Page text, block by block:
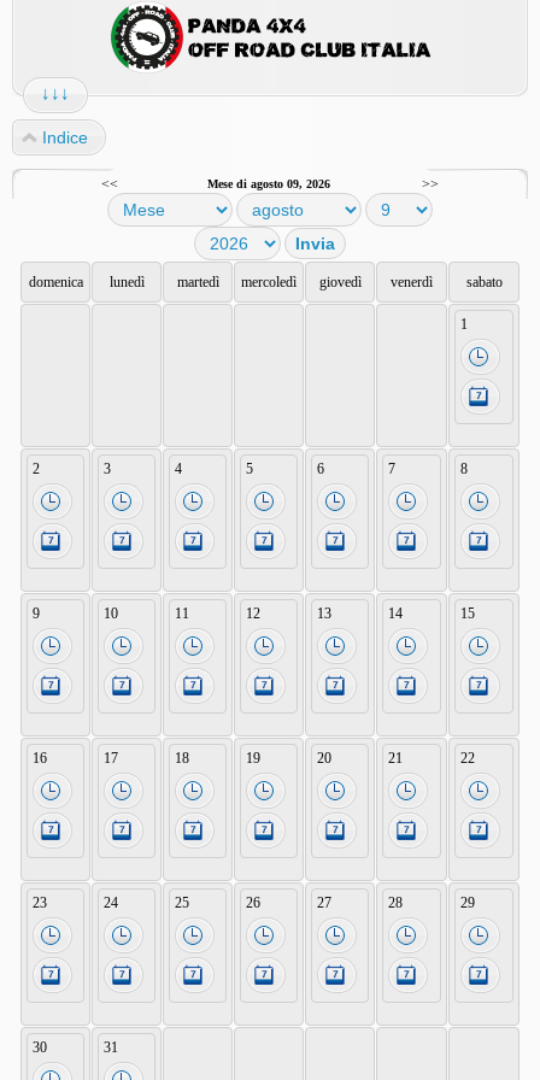
↓↓↓
Indice
<< Mese di agosto 09, 2026 >>
domenica lunedì martedì mercoledì giovedì venerdì sabato
1
2 3 4 5 6 7 8
9 10 11 12 13 14 15
16 17 18 19 20 21 22
23 24 25 26 27 28 29
30 31